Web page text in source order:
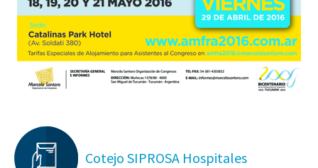
Cotejo SIPROSA Hospitales